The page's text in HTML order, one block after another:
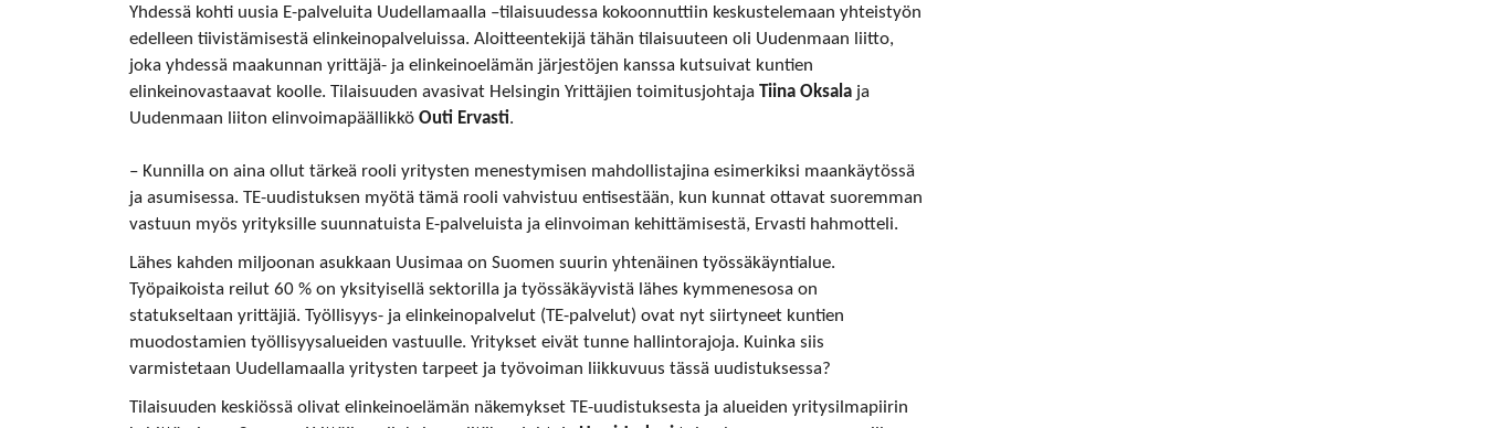
Yhdessä kohti uusia E-palveluita Uudellamaalla –tilaisuudessa kokoonnuttiin keskustelemaan yhteistyön
edelleen tiivistämisestä elinkeinopalveluissa. Aloitteentekijä tähän tilaisuuteen oli Uudenmaan liitto,
joka yhdessä maakunnan yrittäjä- ja elinkeinoelämän järjestöjen kanssa kutsuivat kuntien
elinkeinovastaavat koolle. Tilaisuuden avasivat Helsingin Yrittäjien toimitusjohtaja Tiina Oksala ja
Uudenmaan liiton elinvoimapäällikkö Outi Ervasti.
– Kunnilla on aina ollut tärkeä rooli yritysten menestymisen mahdollistajina esimerkiksi maankäytössä
ja asumisessa. TE-uudistuksen myötä tämä rooli vahvistuu entisestään, kun kunnat ottavat suoremman
vastuun myös yrityksille suunnatuista E-palveluista ja elinvoiman kehittämisestä, Ervasti hahmotteli.
Lähes kahden miljoonan asukkaan Uusimaa on Suomen suurin yhtenäinen työssäkäyntialue.
Työpaikoista reilut 60 % on yksityisellä sektorilla ja työssäkäyvistä lähes kymmenesosa on
statukseltaan yrittäjiä. Työllisyys- ja elinkeinopalvelut (TE-palvelut) ovat nyt siirtyneet kuntien
muodostamien työllisyysalueiden vastuulle. Yritykset eivät tunne hallintorajoja. Kuinka siis
varmistetaan Uudellamaalla yritysten tarpeet ja työvoiman liikkuvuus tässä uudistuksessa?
Tilaisuuden keskiössä olivat elinkeinoelämän näkemykset TE-uudistuksesta ja alueiden yritysilmapiirin